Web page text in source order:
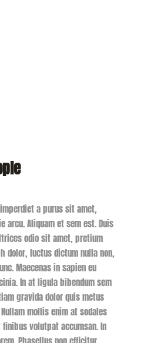
a purus sit amet,
arcu. Aliquam et sem est. Duis
odio sit amet, pretium
dolor, luctus dictum nulla non,
Maecenas in sapien eu
In at ligula bibendum sem
gravida dolor quis metus
mollis enim at sodales
volutpat accumsan. In